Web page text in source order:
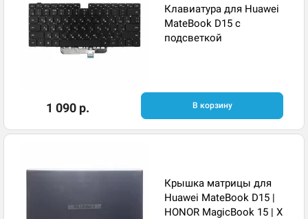
Клавиатура для Huawei
MateBook D15 с
подсветкой
1 090 р. В корзину
Крышка матрицы для
Huawei MateBook D15 |
HONOR MagicBook 15 | X